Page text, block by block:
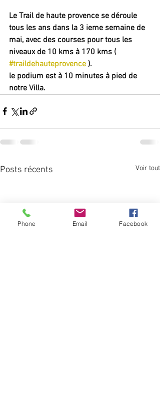
Le Trail de haute provence se déroule
tous les ans dans la 3 ieme semaine de
mai, avec des courses pour tous les
niveaux de 10 kms à 170 kms (
#traildehauteprovence ).
le podium est à 10 minutes à pied de
notre Villa.
Posts récents Voir tout
Phone Email Facebook